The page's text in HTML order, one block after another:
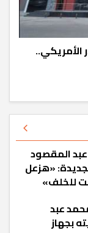
الأمريكي..
المقصود
«هزعل
للخلف»
عبد
بجهاز